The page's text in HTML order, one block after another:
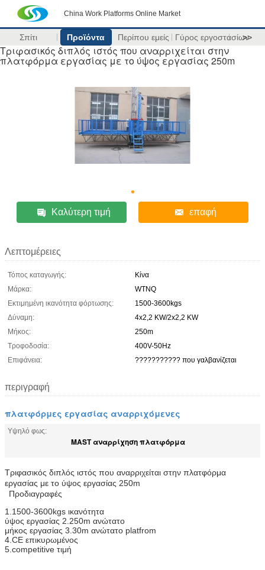
China Work Platforms Online Market
Σπίτι Προϊόντα Περίπου εμείς Γύρος εργοστασίων
>>
Τριφασικός διπλός ιστός που αναρριχείται στην
πλατφόρμα εργασίας με το ύψος εργασίας 250m
Καλύτερη τιμή επαφή
Λεπτομέρειες
Τόπος καταγωγής:
Κίνα
Μάρκα:
WTNQ
Εκτιμημένη ικανότητα φόρτωσης:
1500-3600kgs
Δύναμη:
4x2,2 KW/2x2,2 KW
Μήκος:
250m
Τροφοδοσία:
400V-50Hz
Επιφάνεια:
??????????? που γαλβανίζεται
περιγραφή
πλατφόρμες εργασίας αναρριχόμενες
Υψηλό φως:
MAST αναρρίχηση πλατφόρμα
Τριφασικός διπλός ιστός που αναρριχείται στην πλατφόρμα
εργασίας με το ύψος εργασίας 250m
Προδιαγραφές
1.1500-3600kgs ικανότητα
ύψος εργασίας 2.250m ανώτατο
μήκος εργασίας 3.30m ανώτατο platfrom
4.CE επικυρωμένος
5.competitive τιμή